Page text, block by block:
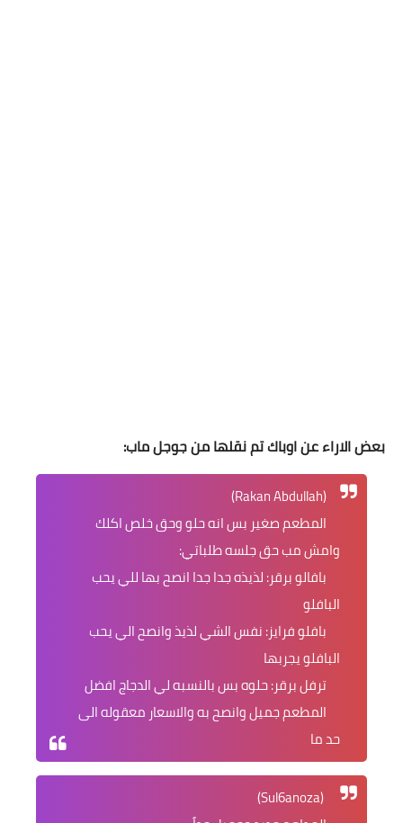
بعض الاراء عن اوباك تم نقلها من جوجل ماب:
(Rakan Abdullah)
المطعم صغير بس انه حلو وحق خلص اكلك
وامش مب حق جلسه طلباتي:
بافالو برقر: لذيذه جدا جدا انصح بها للي يحب
البافلو
بافلو فرايز: نفس الشي لذيذ وانصح الي يحب
البافلو يجربها
ترفل برقر: حلوه بس بالنسبه لي الدجاج افضل
المطعم جميل وانصح به والاسعار معقوله الى
حد ما
(Sul6anoza)